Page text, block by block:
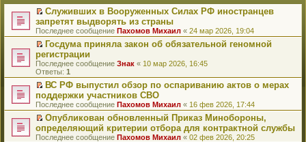
о
м
у
н
е
п
р
о
ч
и
т
а
н
н
о
м
у
к
п
е
р
в
о
м
у
н
е
п
р
о
ч
и
т
а
П
е
р
е
й
т
и
к
п
е
р
в
о
м
у
Служивших в Вооруженных Силах РФ иностранцев
запретят выдворять из страны
Последнее сообщение Пахомов Михаил « 24 мар 2026, 19:04
П
е
р
е
й
т
и
к
п
е
р
Госдума приняла закон об обязательной геномной
регистрации
Последнее сообщение Знак « 10 мар 2026, 16:45
Ответы: 1
П
е
р
е
й
т
ВС РФ выпустил обзор по оспариванию актов о мерах
поддержки участников СВО
Последнее сообщение Пахомов Михаил « 16 фев 2026, 17:44
П
е
Опубликован обновленный Приказ Минобороны,
определяющий критерии отбора для контрактной службы
Последнее сообщение Пахомов Михаил « 02 фев 2026, 20:25